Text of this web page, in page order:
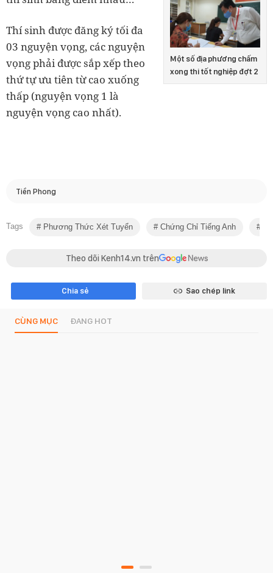
Một số địa phương chấm
xong thi tốt nghiệp đợt 2
Thí sinh được đăng ký tối đa
03 nguyện vọng, các nguyện
vọng phải được sắp xếp theo
thứ tự ưu tiên từ cao xuống
thấp (nguyện vọng 1 là
nguyện vọng cao nhất).
Tiền Phong
Tags Phương Thức Xét Tuyển Chứng Chỉ Tiếng Anh
Theo dõi Kenh14.vn trên
Chia sẻ Sao chép link
CÙNG MỤC ĐANG HOT